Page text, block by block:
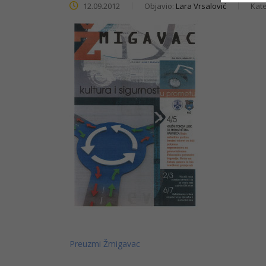
12.09.2012 Objavio: Lara Vrsalović
Preuzmi Žmigavac